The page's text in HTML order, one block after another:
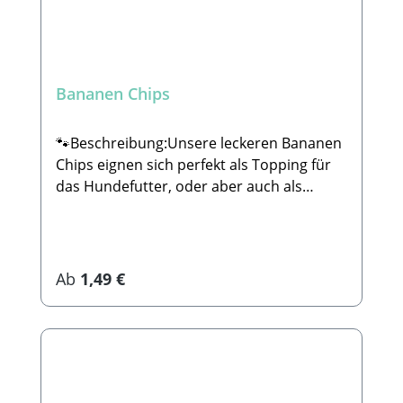
Bananen Chips
🐾Beschreibung:Unsere leckeren Bananen
Chips eignen sich perfekt als Topping für
das Hundefutter, oder aber auch als
Zusammensetzung:74% Banane
Regulärer Preis:
Ab 1,49 €